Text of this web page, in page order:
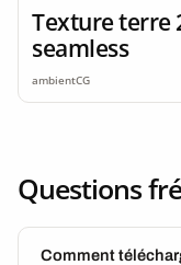
Texture terre
seamless
ambientCG
Questions
Comment